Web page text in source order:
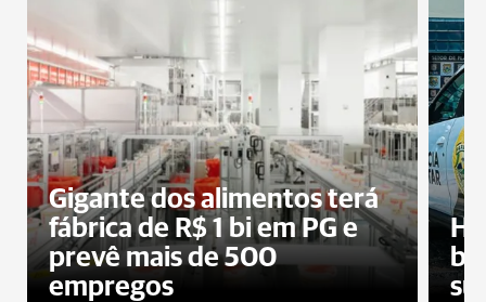
Gigante dos alimentos terá
fábrica de R$ 1 bi em PG e
prevê mais de 500
empregos